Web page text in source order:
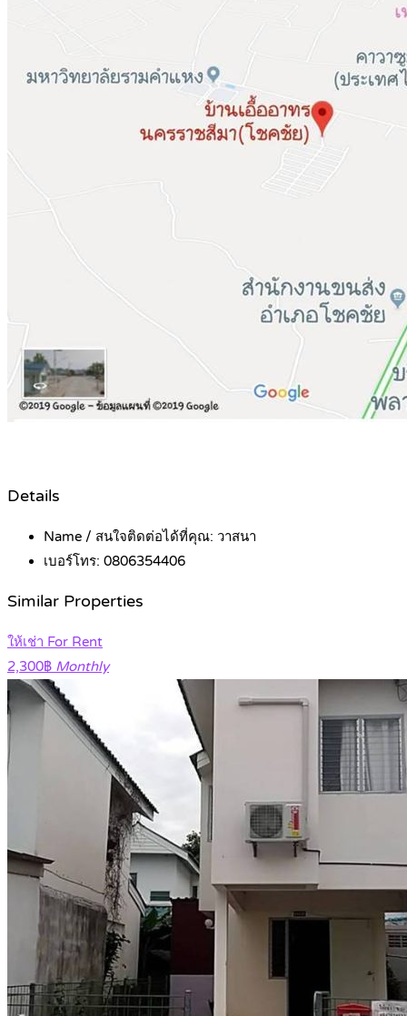
Details
Name / สนใจติดต่อได้ที่คุณ: วาสนา
เบอร์โทร: 0806354406
Similar Properties
ให้เช่า For Rent
2,300฿ Monthly